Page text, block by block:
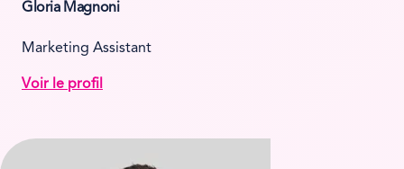
Gloria Magnoni
Marketing Assistant
Voir le profil